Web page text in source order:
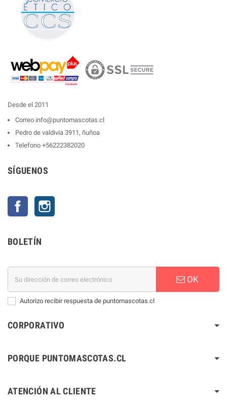
Desde el 2011
Correo info@puntomascotas.cl
Pedro de valdivia 3911, ñuñoa
Telefono +56222382020
SÍGUENOS
Facebook
BOLETÍN
OK
Autorizo recibir respuesta de puntomascotas.cl
CORPORATIVO
PORQUE PUNTOMASCOTAS.CL
ATENCIÓN AL CLIENTE